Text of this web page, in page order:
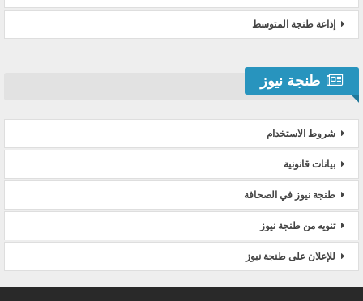
إذاعة طنجة المتوسط
طنجة نيوز
شروط الاستخدام
بيانات قانونية
طنجة نيوز في الصحافة
تنويه من طنجة نيوز
للإعلان على طنجة نيوز